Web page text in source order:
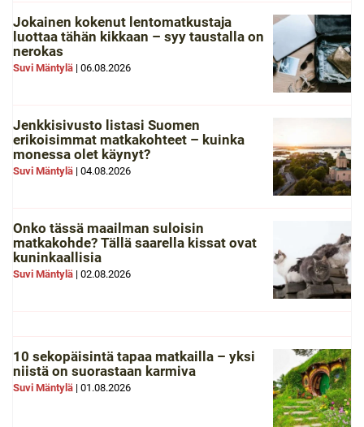
Jokainen kokenut lentomatkustaja
luottaa tähän kikkaan – syy taustalla on
nerokas
Suvi Mäntylä | 06.08.2026
Jenkkisivusto listasi Suomen
erikoisimmat matkakohteet – kuinka
monessa olet käynyt?
Suvi Mäntylä | 04.08.2026
Onko tässä maailman suloisin
matkakohde? Tällä saarella kissat ovat
kuninkaallisia
Suvi Mäntylä | 02.08.2026
10 sekopäisintä tapaa matkailla – yksi
niistä on suorastaan karmiva
Suvi Mäntylä | 01.08.2026